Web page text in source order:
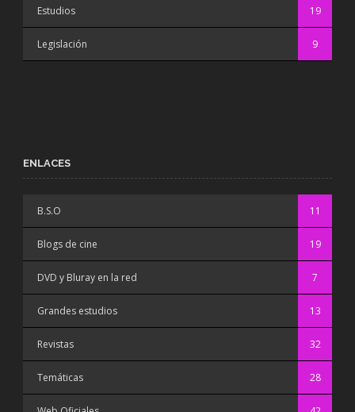
Estudios 19
Legislación 9
ENLACES
B.S.O 11
Blogs de cine 19
DVD y Bluray en la red 7
Grandes estudios 13
Revistas 32
Temáticas 28